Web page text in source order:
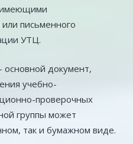
имеющими
письменного
УТЦ.
основной документ,
учебно-
проверочных
группы может
так и бумажном виде.